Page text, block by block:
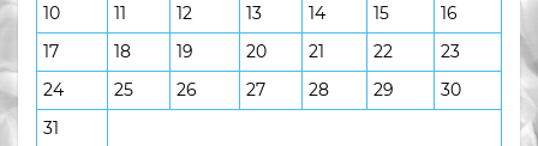
10
11 12 13 14 15
16
17
18 19 20 21 22
23
24
25 26 27 28 29
30
31